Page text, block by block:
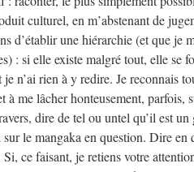
culturel, en m’abstenant de
d’établir une hiérarchie (et que je
: si elle existe malgré tout, elle se
n’ai rien à y redire. Je reconnais
à me lâcher honteusement, parfois,
dire de tel ou untel qu’il est un
le mangaka en question. Dire en
ce faisant, je retiens votre